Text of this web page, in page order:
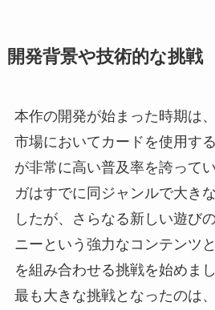
開発背景や技術的な挑戦
本作の開発が始まった時期は
市場においてカードを使用す
が非常に高い普及率を誇って
ガはすでに同ジャンルで大き
したが、さらなる新しい遊び
ニーという強力なコンテンツ
を組み合わせる挑戦を始めま
最も大きな挑戦となったのは